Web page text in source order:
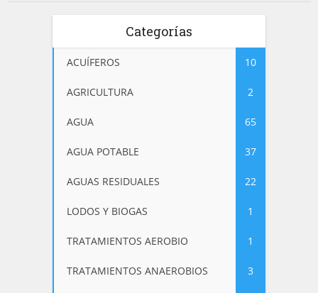
Categorías
ACUÍFEROS 10
AGRICULTURA 2
AGUA 65
AGUA POTABLE 37
AGUAS RESIDUALES 22
LODOS Y BIOGAS 1
TRATAMIENTOS AEROBIO 1
TRATAMIENTOS ANAEROBIOS 3